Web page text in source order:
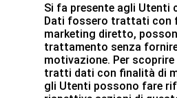
Si fa presente agli Utenti
Dati fossero trattati con
marketing diretto,
trattamento senza
motivazione. Per
tratti dati con finalità di
gli Utenti possono fare